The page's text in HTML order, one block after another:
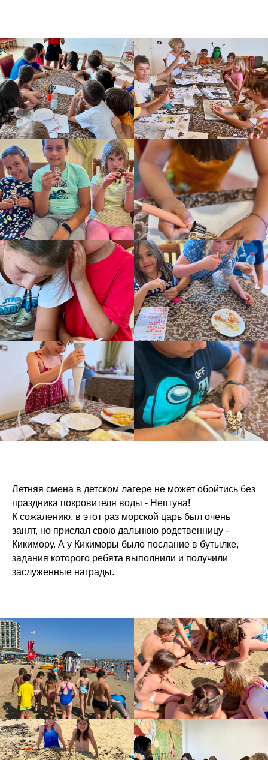
Летняя смена в детском лагере не может обойтись без
праздника покровителя воды - Нептуна!
К сожалению, в этот раз морской царь был очень
занят, но прислал свою дальнюю родственницу -
Кикимору. А у Кикиморы было послание в бутылке,
задания которого ребята выполнили и получили
заслуженные награды.